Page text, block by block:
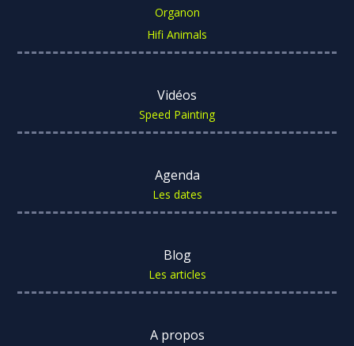
Organon
Hifi Animals
Vidéos
Speed Painting
Agenda
Les dates
Blog
Les articles
A propos